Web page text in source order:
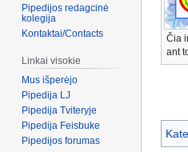
Čia
ant
Pipedijos redagcinė
kolegija
Kontaktai/Contacts
Linkai visokie
Mus išperėjo
Pipedija LJ
Pipedija Tviteryje
Pipedija Feisbuke
Pipedijos forumas